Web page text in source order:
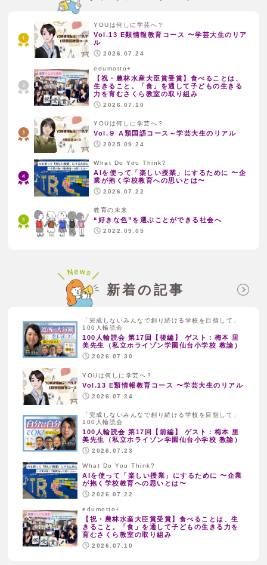
YOUは何しに学芸へ？
Vol.13 E類情報教育コース 〜学芸大生のリア
ル
2026.07.24
edumotto+
【祝・農林水産大臣賞受賞】食べることは、
生きること。「食」を通して子どもの生きる
力を育むさくら教室の取り組み
2026.07.10
YOUは何しに学芸へ？
Vol.９ A類国語コース～学芸大生のリアル
2025.09.24
What Do You Think?
AIを使って「楽しい授業」にするために 〜企
業が抱く学校教育への思いとは〜
2026.07.22
教育の未来
“好きな色”を選ぶことができる社会へ
2022.09.05
新着の記事
「完成しないみんなで創り続ける学校を目指して」
100人輪読会
100人輪読会 第17回【後編】 ゲスト：梅本 里
美先生（私立ホライゾン学園仙台小学校 教諭）
2026.07.30
YOUは何しに学芸へ？
Vol.13 E類情報教育コース 〜学芸大生のリアル
2026.07.24
「完成しないみんなで創り続ける学校を目指して」
100人輪読会
100人輪読会 第17回【前編】 ゲスト：梅本 里
美先生（私立ホライゾン学園仙台小学校 教諭）
2026.07.23
What Do You Think?
AIを使って「楽しい授業」にするために 〜企業
が抱く学校教育への思いとは〜
2026.07.22
edumotto+
【祝・農林水産大臣賞受賞】食べることは、生
きること。「食」を通して子どもの生きる力を
育むさくら教室の取り組み
2026.07.10